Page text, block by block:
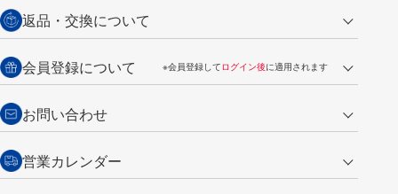
代金引換
銀行振込【前払い】
営業日午前11時までの決済完了の
ご注文は翌営業日の発送
詳しくはご利用ガイドをご覧ください。
返品・交換について
返品の場合
商品到着後7日以内・未使用品に限り返品を承ります。問い合わせフォーム
からご連絡ください。詳しくは
い。
商品到着後7日以内に限り交換を承ります。
からご連絡
会員登録について ※会員登録してログイン後に適用されます
・新規ご入会で
・税込み2,200円以上のお買い上げで
・次回のお買い物に使えるポイントがお買い上げごとに
ント付与されます。
お問い合わせ
トンボ製品・サービスに関する
お問い合わせ
営業カレンダー